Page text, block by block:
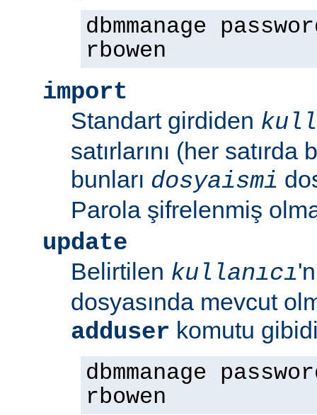
dbmmanage
rbowen
import
Standart girdiden
satırlarını (her
bunları dosyaismi
Parola şifrelenmiş
update
Belirtilen kullanıcı
dosyasında mevcut
adduser komutu
dbmmanage
rbowen